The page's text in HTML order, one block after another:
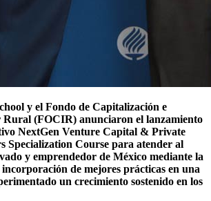
y el Fondo de Capitalización e
Rural (FOCIR) anunciaron el lanzamiento
NextGen Venture Capital & Private
Specialization Course para atender al
y emprendedor de México mediante la
de mejores prácticas en una
un crecimiento sostenido en los